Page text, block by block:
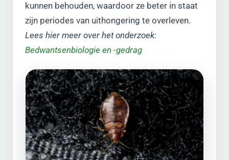
kunnen behouden, waardoor ze beter in staat
zijn periodes van uithongering te overleven.
Lees hier meer over het onderzoek:
Bedwantsenbiologie en -gedrag